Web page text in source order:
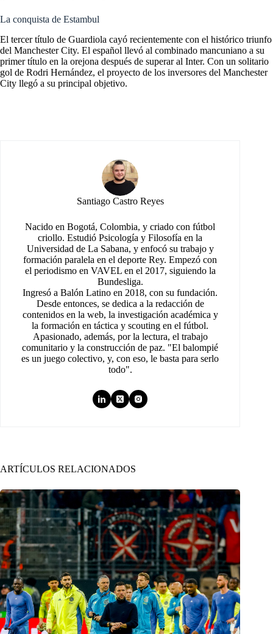
La conquista de Estambul
El tercer título de Guardiola cayó recientemente con el histórico triunfo
del Manchester City. El español llevó al combinado mancuniano a su
primer título en la orejona después de superar al Inter. Con un solitario
gol de Rodri Hernández, el proyecto de los inversores del Manchester
City llegó a su principal objetivo.
Santiago Castro Reyes
Nacido en Bogotá, Colombia, y criado con fútbol
criollo. Estudió Psicología y Filosofía en la
Universidad de La Sabana, y enfocó su trabajo y
formación paralela en el deporte Rey. Empezó con
el periodismo en VAVEL en el 2017, siguiendo la
Bundesliga.
Ingresó a Balón Latino en 2018, con su fundación.
Desde entonces, se dedica a la redacción de
contenidos en la web, la investigación académica y
la formación en táctica y scouting en el fútbol.
Apasionado, además, por la lectura, el trabajo
comunitario y la construcción de paz. "El balompié
es un juego colectivo, y, con eso, le basta para serlo
todo".
ARTÍCULOS RELACIONADOS